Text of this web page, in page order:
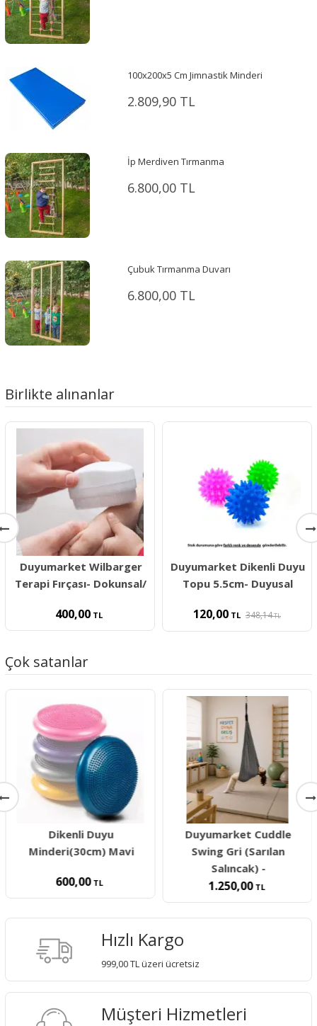
100x200x5 Cm Jimnastik Minderi
2.809,90 TL
İp Merdiven Tırmanma
6.800,00 TL
Çubuk Tırmanma Duvarı
6.800,00 TL
Birlikte alınanlar
Duyumarket Wilbarger
Terapi Fırçası- Dokunsal/
400,00 TL
Duyumarket Dikenli Duyu
Topu 5.5cm- Duyusal
120,00 TL 348,14TL
Çok satanlar
Dikenli Duyu
Minderi(30cm) Mavi
600,00TL
Duyumarket Cuddle
Swing Gri (Sarılan
Salıncak) -
1.250,00TL
Hızlı Kargo
999,00 TL üzeri ücretsiz
Müşteri Hizmetleri